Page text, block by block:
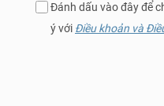
Đánh dấu vào đây để
ý với Điều khoản và